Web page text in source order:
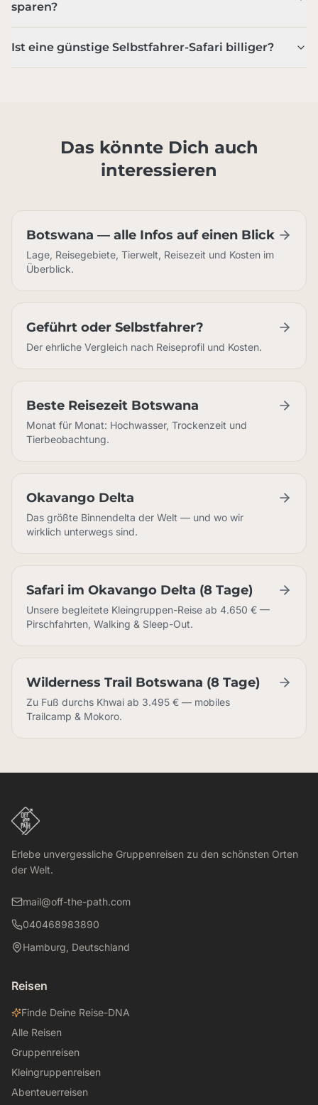
sparen?
Ist eine günstige Selbstfahrer-Safari billiger?
Das könnte Dich auch
interessieren
Botswana — alle Infos auf einen Blick
Lage, Reisegebiete, Tierwelt, Reisezeit und Kosten im
Überblick.
Geführt oder Selbstfahrer?
Der ehrliche Vergleich nach Reiseprofil und Kosten.
Beste Reisezeit Botswana
Monat für Monat: Hochwasser, Trockenzeit und
Tierbeobachtung.
Okavango Delta
Das größte Binnendelta der Welt — und wo wir
wirklich unterwegs sind.
Safari im Okavango Delta (8 Tage)
Unsere begleitete Kleingruppen-Reise ab 4.650 € —
Pirschfahrten, Walking & Sleep-Out.
Wilderness Trail Botswana (8 Tage)
Zu Fuß durchs Khwai ab 3.495 € — mobiles
Trailcamp & Mokoro.
Erlebe unvergessliche Gruppenreisen zu den schönsten Orten
der Welt.
mail@off-the-path.com
040468983890
Hamburg, Deutschland
Reisen
Finde Deine Reise-DNA
Alle Reisen
Gruppenreisen
Kleingruppenreisen
Abenteuerreisen